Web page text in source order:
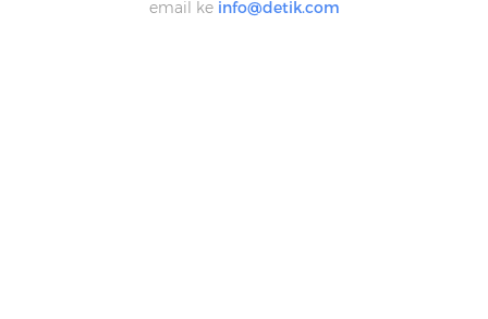
email ke info@detik.com